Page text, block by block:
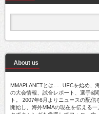
About us
MMAPLANETとは..... UFCを始め、
の大会情報、試合レポート、選手&
ト。 2007年6月よりニュースの配
開始し、海外MMAの現在を伝える